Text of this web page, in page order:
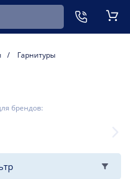
устройства
Гарнитуры
брендов: